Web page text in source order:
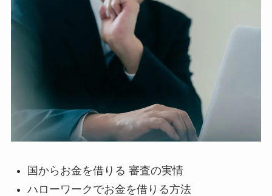
国からお金を借りる 審査の実情
ハローワークでお金を借りる方法